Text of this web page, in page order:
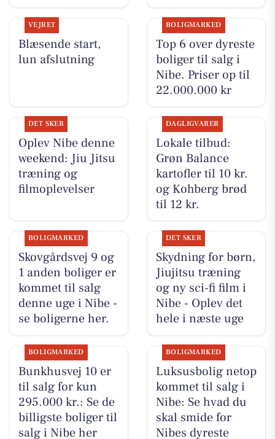
VEJRET
Blæsende start,
lun afslutning
BOLIGMARKED
Top 6 over dyreste
boliger til salg i
Nibe. Priser op til
22.000.000 kr
DET SKER
Oplev Nibe denne
weekend: Jiu Jitsu
træning og
filmoplevelser
DAGLIGVARER
Lokale tilbud:
Grøn Balance
kartofler til 10 kr.
og Kohberg brød
til 12 kr.
BOLIGMARKED
Skovgårdsvej 9 og
1 anden boliger er
kommet til salg
denne uge i Nibe -
se boligerne her.
DET SKER
Skydning for børn,
Jiujitsu træning
og ny sci-fi film i
Nibe - Oplev det
hele i næste uge
BOLIGMARKED
Bunkhusvej 10 er
til salg for kun
295.000 kr.: Se de
billigste boliger til
salg i Nibe her
BOLIGMARKED
Luksusbolig netop
kommet til salg i
Nibe: Se hvad du
skal smide for
Nibes dyreste